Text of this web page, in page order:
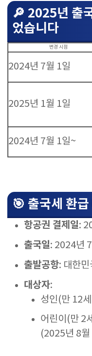
🔎 2025년 출
었습니다
변경 시점
2024년 7월 1일
2025년 1월 1일
2024년 7월 1일~
🎯 출국세 환
항공권 결제일:
출국일: 2024년
출발공항: 대한
대상자:
성인(만 12
어린이(만 2
(2025년 8월